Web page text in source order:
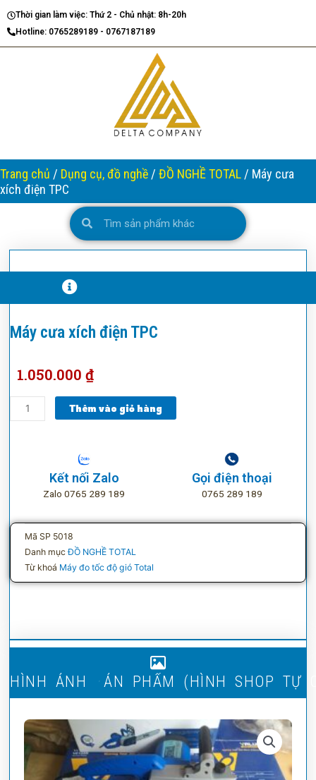
tới
nội
Thời gian làm việc: Thứ 2 - Chủ nhật: 8h-20h
Hotline: 0765289189 - 0767187189
Trang chủ / Dụng cụ, đồ nghề/ ĐỒ NGHỀ TOTAL/ Máy cưa
xích điện TPC
SearchSearch
Máy cưa xích điện TPC
1.050.000₫
Máy
cưa
Thêm vào giỏ hàng
Kết nối Zalo
Zalo 0765 289 189
Gọi điện thoại
0765 289 189
Mã SP 5018
Danh mục ĐỒ NGHỀ TOTAL
Từ khoá Máy đo tốc độ gió Total
H N H ẢN H SẢ N P H ẨM ( H NH S H O P TỰ